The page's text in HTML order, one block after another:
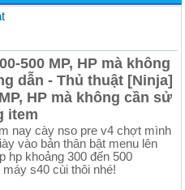
500 MP, HP mà không
dẫn - Thủ thuật [Ninja]
HP mà không cần sử
item
nay cày nso pre v4 chợt mình
vào bản thân bật menu lên
hp khoảng 300 đến 500
s40 cùi thôi nhé!